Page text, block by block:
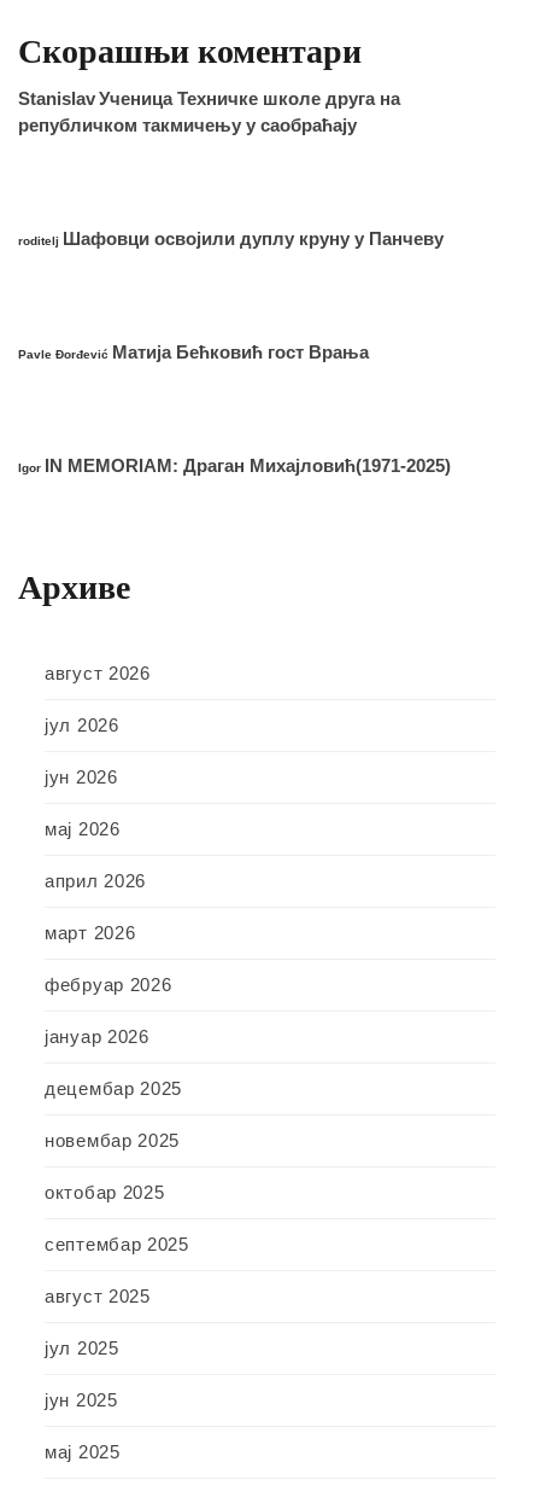
Скорашњи коментари
StanislavУченица Техничке школе друга на
републичком такмичењу у саобраћају
roditelj Шафовци освојили дуплу круну у Панчеву
Pavle Đorđević Матија Бећковић гост Врања
Igor IN MEMORIAM: Драган Михајловић(1971-2025)
Архиве
август 2026
јул 2026
јун 2026
мај 2026
април 2026
март 2026
фебруар 2026
јануар 2026
децембар 2025
новембар 2025
октобар 2025
септембар 2025
август 2025
јул 2025
јун 2025
мај 2025